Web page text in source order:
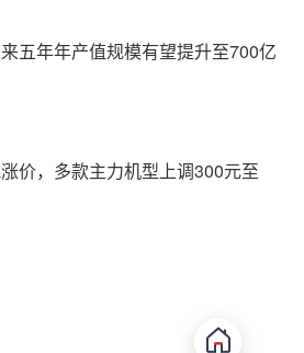
五年年产值规模有望提升至700亿
价，多款主力机型上调300元至